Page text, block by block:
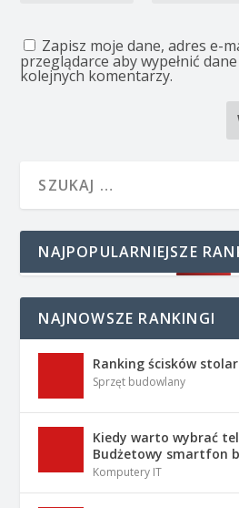
Zapisz moje dane, adres e-
przeglądarce aby wypełnić
kolejnych komentarzy.
NAJPOPULARNIEJSZE
NAJNOWSZE RANKINGI
Ranking ścisków
Sprzęt budowlany
Kiedy warto wybrać
Budżetowy smartfon
Komputery IT